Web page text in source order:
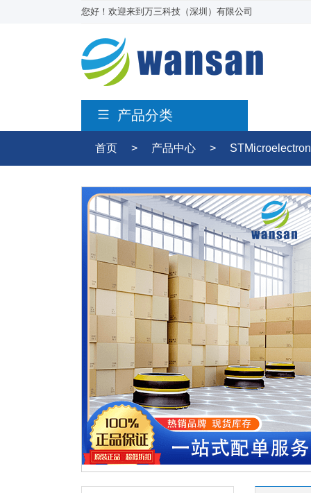
您好！欢迎来到万三科技（深圳）有限公司
产品分类
首页 > 产品中心 >